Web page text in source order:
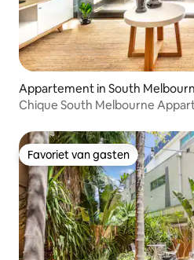
Appartement in South
Chique South Melbourne
Favoriet van gasten
Favoriet van gasten